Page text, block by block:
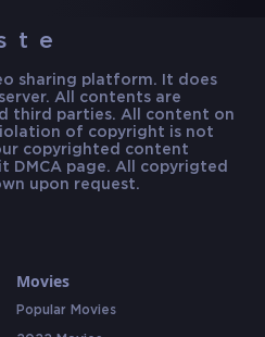
sharing platform. It does
All contents are
third parties. All content on
of copyright is not
copyrighted content
DMCA page. All copyrigted
upon request.
Movies
Popular Movies